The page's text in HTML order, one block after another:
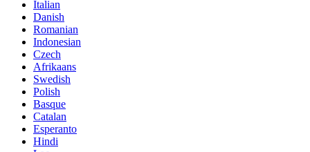
Italian
Danish
Romanian
Indonesian
Czech
Afrikaans
Swedish
Polish
Basque
Catalan
Esperanto
Hindi